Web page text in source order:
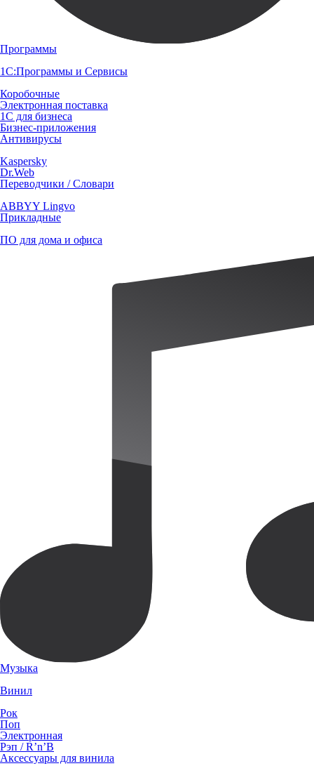
Программы
1С:Программы и Сервисы
Коробочные
Электронная поставка
1С для бизнеса
Бизнес-приложения
Антивирусы
Kaspersky
Dr.Web
Переводчики / Словари
ABBYY Lingvo
Прикладные
ПО для дома и офиса
Музыка
Винил
Рок
Поп
Электронная
Рэп / R’n’B
Аксессуары для винила